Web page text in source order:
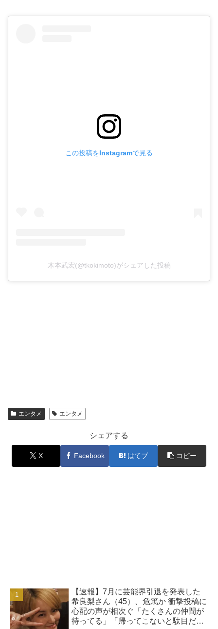
この投稿をInstagramで見る
木本武宏(@tkokimoto)がシェアした投稿
エンタメ エンタメ
シェアする
X Facebook はてブ コピー
【速報】7月に芸能界引退を発表した
希良梨さん（45）、危篤か 衝撃投稿に
心配の声が相次ぐ「たくさんの仲間が
待ってる」「帰ってこないと駄目だ